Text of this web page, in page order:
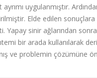
uygulanmıştır.
Elde edilen
Yapay sinir ağlarından
bir arada kullanılarak
ve problemin çözümüne